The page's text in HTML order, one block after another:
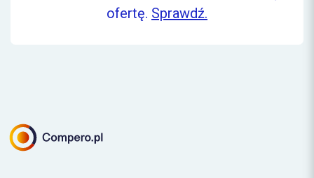
towarzystw i wybierz najkorzystniejszą